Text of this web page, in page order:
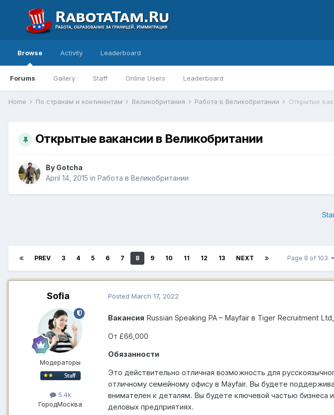
Browse
Forums Gallery Staff Online Users Leaderboard
Activity Leaderboard
Home По странам и континентам Великобритания Работа в Великобритании Открытые
Открытые вакансии в Великобритании
By Gotcha
April 14, 2015 in Работа в Великобритании
PREV 3 4 5 6 7 8 9 10 11 12 13 NEXT Page 8 of 103
Sofia
Модераторы
5.4k
ГородМосква
Posted March 17, 2022
Вакансия Russian Speaking PA – Mayfair в Tiger Recruitment
От £66,000
Обязанности
Это действительно отличная возможность для
отличному семейному офису в Mayfair. Вы будете
внимателен к деталям. Вы будете ключевой частью бизнеса
деловых предприятиях.